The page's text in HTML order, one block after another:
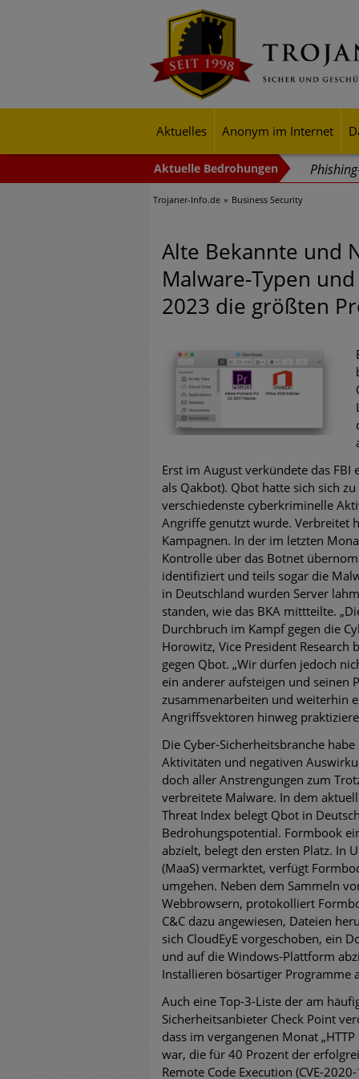
Aktuelles Anonym im Internet
mehr
Digitale
warnen
Aktuelle
Fake-
Cyber
Trojaner-Info.de Business Security
Alte Bekannte und
Malware-Typen
2023 die größten
Erst im August verkündete das FBI
als Qakbot). Qbot hatte sich sich
verschiedenste cyberkriminelle
Angriffe genutzt wurde. Verbreitet
Kampagnen. In der im letzten
Kontrolle über das Botnet
identifiziert und teils sogar die
in Deutschland wurden Server
standen, wie das BKA mittteilte.
Durchbruch im Kampf gegen die
Horowitz, Vice President Research
gegen Qbot. „Wir dürfen jedoch
ein anderer aufsteigen und seinen
zusammenarbeiten und weiterhin
Angriffsvektoren hinweg
Die Cyber-Sicherheitsbranche
Aktivitäten und negativen
doch aller Anstrengungen zum
verbreitete Malware. In dem
Threat Index belegt Qbot in
Bedrohungspotential. Formbook
abzielt, belegt den ersten Platz. In
(MaaS) vermarktet, verfügt
umgehen. Neben dem Sammeln
Webbrowsern, protokolliert
C&C dazu angewiesen, Dateien
sich CloudEyE vorgeschoben, ein
und auf die Windows-Plattform
Installieren bösartiger Programme
Auch eine Top-3-Liste der am
Sicherheitsanbieter Check Point
dass im vergangenen Monat
war, die für 40 Prozent der
Remote Code Execution (CVE-